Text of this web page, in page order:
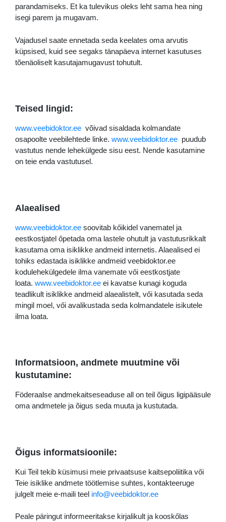
parandamiseks. Et ka tulevikus oleks leht sama hea ning
isegi parem ja mugavam.
Vajadusel saate ennetada seda keelates oma arvutis
küpsised, kuid see segaks tänapäeva internet kasutuses
tõenäoliselt kasutajamugavust tohutult.
Teised lingid:
www.veebidoktor.ee võivad sisaldada kolmandate
osapoolte veebilehtede linke. www.veebidoktor.ee puudub
vastutus nende lehekülgede sisu eest. Nende kasutamine
on teie enda vastutusel.
Alaealised
www.veebidoktor.ee soovitab kőikidel vanematel ja
eestkostjatel őpetada oma lastele ohutult ja vastutusrikkalt
kasutama oma isiklikke andmeid internetis. Alaealised ei
tohiks edastada isiklikke andmeid veebidoktor.ee
kodulehekülgedele ilma vanemate vői eestkostjate
loata. www.veebidoktor.ee ei kavatse kunagi koguda
teadlikult isiklikke andmeid alaealistelt, vői kasutada seda
mingil moel, vői avalikustada seda kolmandatele isikutele
ilma loata.
Informatsioon, andmete muutmine või
kustutamine:
Föderaalse andmekaitseseaduse all on teil õigus ligipääsule
oma andmetele ja õigus seda muuta ja kustutada.
Õigus informatsioonile:
Kui Teil tekib küsimusi meie privaatsuse kaitsepoliitika vői
Teie isiklike andmete töötlemise suhtes, kontakteeruge
julgelt meie e-maili teel info@veebidoktor.ee
Peale päringut informeeritakse kirjalikult ja kooskőlas